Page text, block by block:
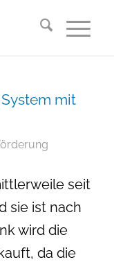
mit
seit
sie ist nach
wird die
da die